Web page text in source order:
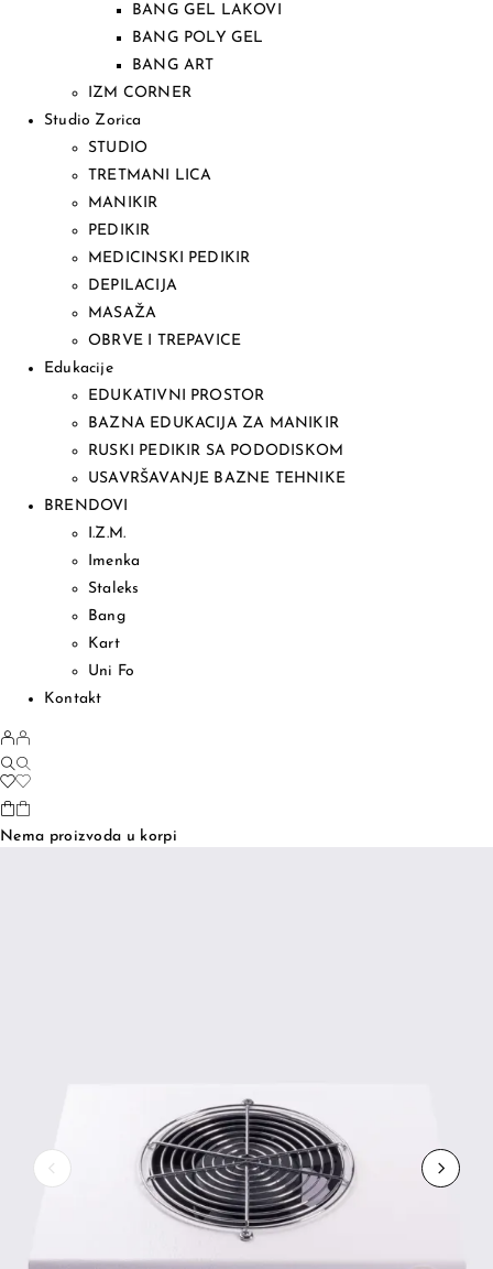
BANG GEL LAKOVI
BANG POLY GEL
BANG ART
IZM CORNER
Studio Zorica
STUDIO
TRETMANI LICA
MANIKIR
PEDIKIR
MEDICINSKI PEDIKIR
DEPILACIJA
MASAŽA
OBRVE I TREPAVICE
Edukacije
EDUKATIVNI PROSTOR
BAZNA EDUKACIJA ZA MANIKIR
RUSKI PEDIKIR SA PODODISKOM
USAVRŠAVANJE BAZNE TEHNIKE
BRENDOVI
I.Z.M.
Imenka
Staleks
Bang
Kart
Uni Fo
Kontakt
Nema proizvoda u korpi